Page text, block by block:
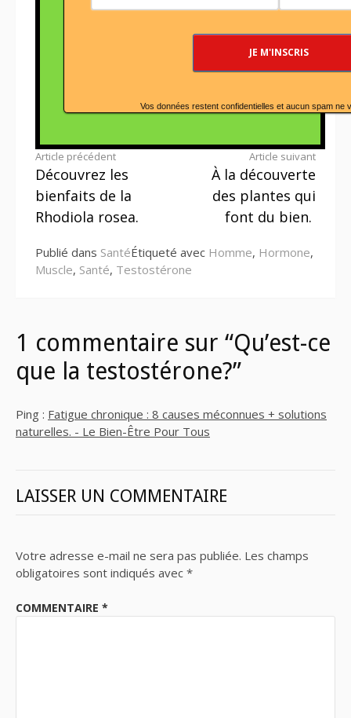
Vos données restent confidentielles et aucun spam ne
Lire
la
suite
Article précédent
Découvrez les
bienfaits de la
Rhodiola rosea.
Article suivant
À la découverte
des plantes qui
font du bien.
Publié dans SantéÉtiqueté avec Homme, Hormone,
Muscle, Santé, Testostérone
1 commentaire sur “Qu’est-ce
que la testostérone?”
Ping : Fatigue chronique : 8 causes méconnues + solutions
naturelles. - Le Bien-Être Pour Tous
LAISSER UN COMMENTAIRE
Votre adresse e-mail ne sera pas publiée. Les champs
obligatoires sont indiqués avec *
COMMENTAIRE *